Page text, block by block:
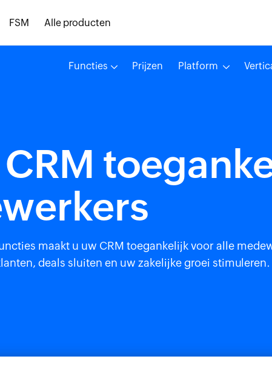
FSM Alle producten
Functies Prijzen Platform
maakt u uw CRM toegankelijk voor alle
deals sluiten en uw zakelijke groei stimuleren.